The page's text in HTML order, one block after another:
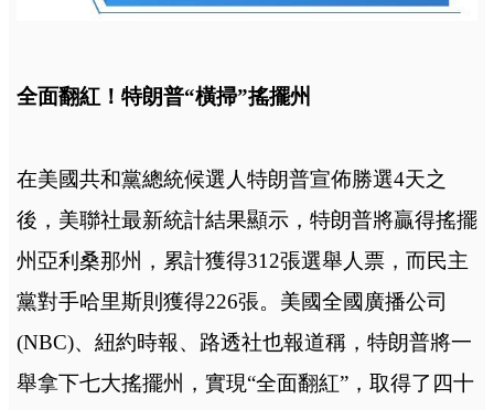
全面翻紅！特朗普“橫掃”搖擺州
在美國共和黨總統候選人特朗普宣佈勝選4天之
後，美聯社最新統計結果顯示，特朗普將贏得搖擺
州亞利桑那州，累計獲得312張選舉人票，而民主
黨對手哈里斯則獲得226張。美國全國廣播公司
(NBC)、紐約時報、路透社也報道稱，特朗普將一
舉拿下七大搖擺州，實現“全面翻紅”，取得了四十